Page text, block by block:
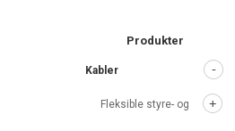
Produkter
Kabler
Fleksible styre- og